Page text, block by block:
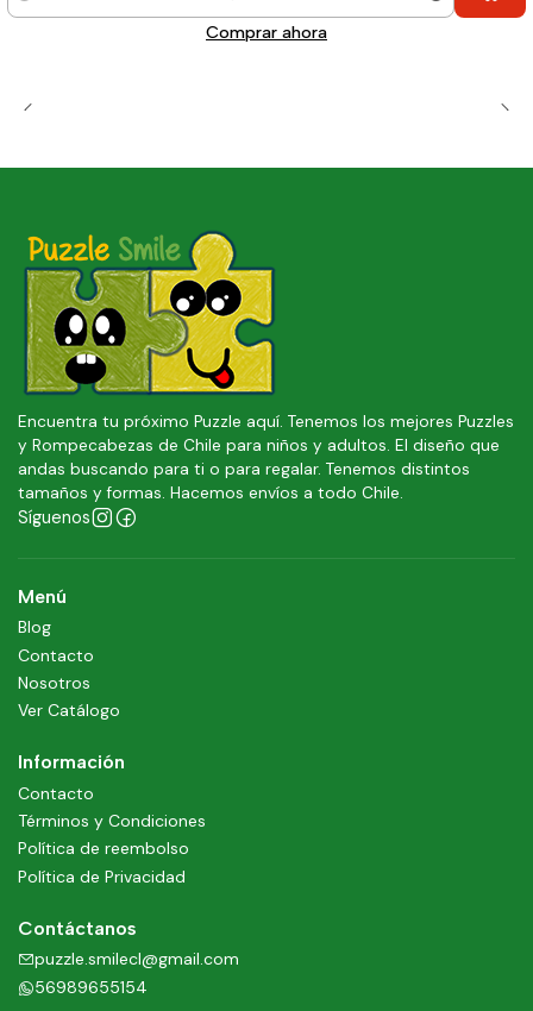
Cantidad
Comprar ahora
Encuentra tu próximo Puzzle aquí. Tenemos los mejores Puzzles
y Rompecabezas de Chile para niños y adultos. El diseño que
andas buscando para ti o para regalar. Tenemos distintos
tamaños y formas. Hacemos envíos a todo Chile.
Síguenos
Menú
Blog
Contacto
Nosotros
Ver Catálogo
Información
Contacto
Términos y Condiciones
Política de reembolso
Política de Privacidad
Contáctanos
puzzle.smilecl@gmail.com
56989655154